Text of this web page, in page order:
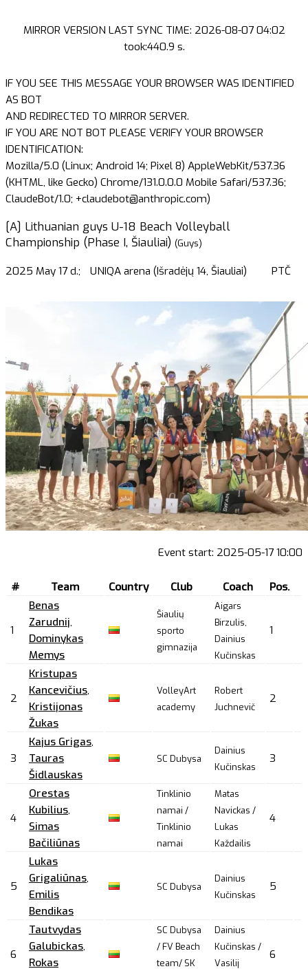
MIRROR VERSION LAST SYNC TIME: 2026-08-07 04:02
took:440.9 s.
IF YOU SEE THIS MESSAGE YOUR BROWSER WAS IDENTIFIED
AS BOT
AND REDIRECTED TO MIRROR SERVER.
IF YOU ARE NOT BOT PLEASE VERIFY YOUR BROWSER
IDENTIFICATION:
Mozilla/5.0 (Linux; Android 14; Pixel 8) AppleWebKit/537.36
(KHTML, like Gecko) Chrome/131.0.0.0 Mobile Safari/537.36;
ClaudeBot/1.0; +claudebot@anthropic.com)
[A] Lithuanian guys U-18 Beach Volleyball
Championship (Phase I, Šiauliai) (Guys)
2025 May 17 d.; UNIQA arena (Išradėjų 14, Šiauliai) PTČ
Event start: 2025-05-17 10:00
# Team Country Club Coach Pos.
1
Benas
Zarudnij,
Dominykas
Memys
Šiaulių
sporto
gimnazija
Aigars
Birzulis,
Dainius
Kučinskas
1
2
Kristupas
Kancevičius,
Kristijonas
Žukas
VolleyArt
academy
Robert
Juchnevič
2
3
Kajus Grigas,
Tauras
Šidlauskas
SC Dubysa
Dainius
Kučinskas
3
4
Orestas
Kubilius,
Simas
Bačiliūnas
Tinklinio
namai /
Tinklinio
namai
Matas
Navickas /
Lukas
Každailis
4
5
Lukas
Grigaliūnas,
Emilis
Bendikas
SC Dubysa
Dainius
Kučinskas
5
6
Tautvydas
Galubickas,
Rokas
SC Dubysa
/ FV Beach
team/ SK
Dainius
Kučinskas /
Vasilij
6